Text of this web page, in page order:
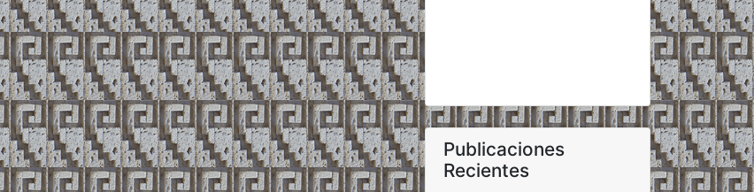
Publicaciones
Recientes